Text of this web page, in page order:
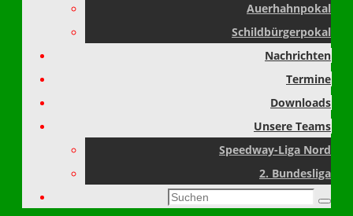
Auerhahnpokal
Schildbürgerpokal
Nachrichten
Termine
Downloads
Unsere Teams
Speedway-Liga Nord
2. Bundesliga
Suchen